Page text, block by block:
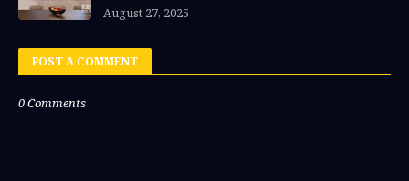
August 27, 2025
POST A COMMENT
0 Comments